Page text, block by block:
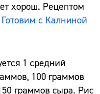
хорош. Рецептом
Готовим с Калниной
1 средний
100 граммов
граммов сыра. Рис